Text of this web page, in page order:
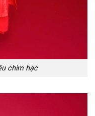
chim hạc